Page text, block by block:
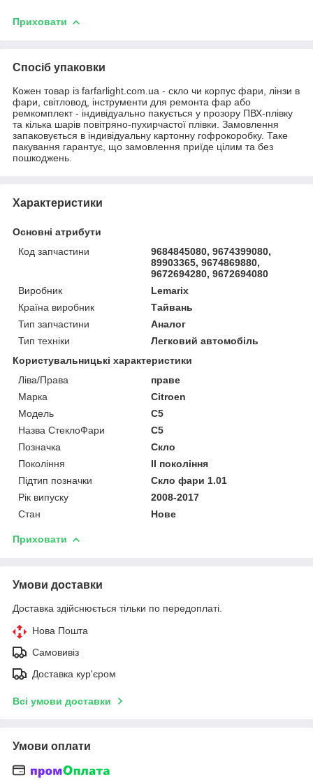
Приховати
Спосіб упаковки
Кожен товар із farfarlight.com.ua - скло чи корпус фари, лінзи в
фари, світловод, інструменти для ремонта фар або
ремкомплект - індивідуально пакується у прозору ПВХ-плівку
та кілька шарів повітряно-пухирчастої плівки. Замовлення
запаковується в індивідуальну картонну гофрокоробку. Таке
пакування гарантує, що замовлення приїде цілим та без
пошкоджень.
Характеристики
Основні атрибути
Код запчастини
9684845080, 9674399080,
89903365, 9674869880,
9672694280, 9672694080
Виробник
Lemarix
Країна виробник
Тайвань
Тип запчастини
Аналог
Тип техніки
Легковий автомобіль
Користувальницькі характеристики
Ліва/Права
праве
Марка
Citroen
Мoдель
C5
Назва СтеклоФари
C5
Позначка
Скло
Покоління
II покоління
Підтип позначки
Скло фари 1.01
Рік випуску
2008-2017
Стан
Нове
Приховати
Умови доставки
Доставка здійснюється тільки по передоплаті.
Нова Пошта
Самовивіз
Доставка кур'єром
Всі умови доставки
Умови оплати